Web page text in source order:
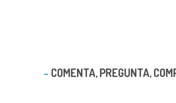
COMENTA, PREGUNTA,